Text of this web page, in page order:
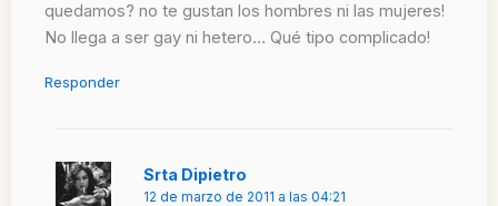
quedamos? no te gustan los hombres ni las mujeres!
No llega a ser gay ni hetero… Qué tipo complicado!
Responder
Srta Dipietro
12 de marzo de 2011 a las 04:21